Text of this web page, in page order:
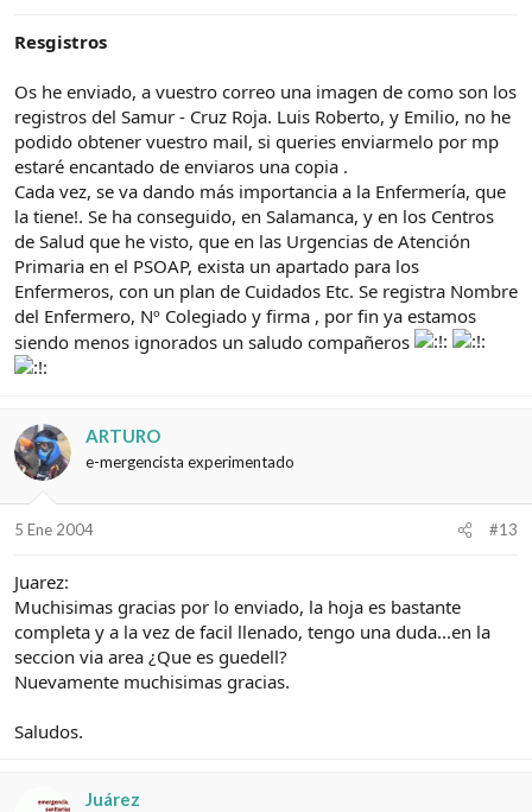
Resgistros
Os he enviado, a vuestro correo una imagen de como son los
registros del Samur - Cruz Roja. Luis Roberto, y Emilio, no he
podido obtener vuestro mail, si queries enviarmelo por mp
estaré encantado de enviaros una copia .
Cada vez, se va dando más importancia a la Enfermería, que
la tiene!. Se ha conseguido, en Salamanca, y en los Centros
de Salud que he visto, que en las Urgencias de Atención
Primaria en el PSOAP, exista un apartado para los
Enfermeros, con un plan de Cuidados Etc. Se registra Nombre
del Enfermero, Nº Colegiado y firma , por fin ya estamos
siendo menos ignorados un saludo compañeros
ARTURO
e-mergencista experimentado
5 Ene 2004 #13
Juarez:
Muchisimas gracias por lo enviado, la hoja es bastante
completa y a la vez de facil llenado, tengo una duda...en la
seccion via area ¿Que es guedell?
Nuevamente muchisimas gracias.
Saludos.
Juárez